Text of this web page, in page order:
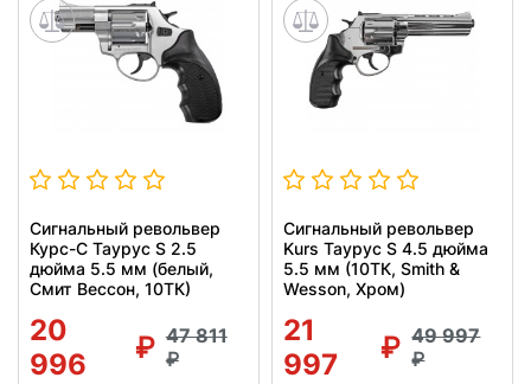
Сигнальный револьвер
Курс-С Таурус S 2.5
дюйма 5.5 мм (белый,
Смит Вессон, 10ТК)
20
996
47 811
Сигнальный револьвер
Kurs Таурус S 4.5 дюйма
5.5 мм (10ТК, Smith &
Wesson, Хром)
21
997
49 997